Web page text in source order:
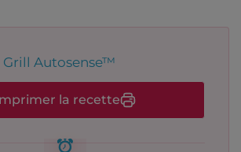
Grill Autosense™
la recette